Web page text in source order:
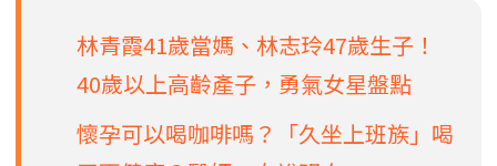
林青霞41歲當媽、林志玲47歲生子！
40歲以上高齡產子，勇氣女星盤點
懷孕可以喝咖啡嗎？「久坐上班族」喝